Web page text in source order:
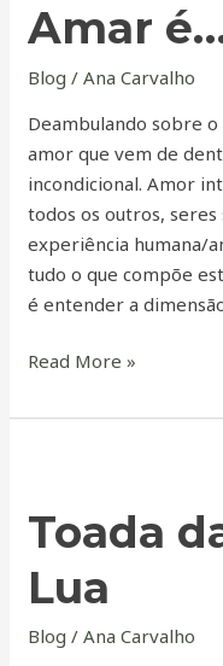
Amar
Blog /Ana Carvalho
Deambulando sobre
amor que vem de
incondicional. Amor
todos os outros,
experiência humana/
tudo o que compõe
é entender a
Read More »
Toada
Lua
Blog /Ana Carvalho
Terra
Lua